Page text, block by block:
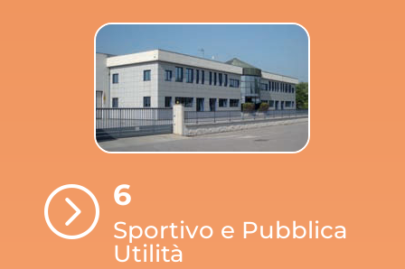
= 6
Sportivo e Pubblica
Utilità